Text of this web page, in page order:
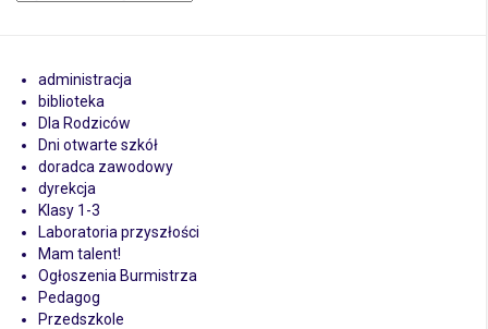
administracja
biblioteka
Dla Rodziców
Dni otwarte szkół
doradca zawodowy
dyrekcja
Klasy 1-3
Laboratoria przyszłości
Mam talent!
Ogłoszenia Burmistrza
Pedagog
Przedszkole